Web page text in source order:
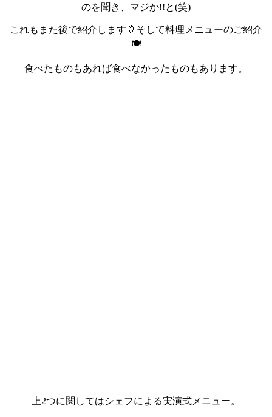
のを聞き、マジか!!と(笑)
これもまた後で紹介します🍦 そして料理メニューのご紹介
🍽️
食べたものもあれば食べなかったものもあります。
上2つに関してはシェフによる実演式メニュー。